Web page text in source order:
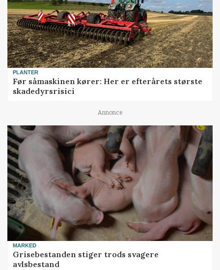
PLANTER
Før såmaskinen kører: Her er efterårets største
skadedyrsrisici
Annonce
MARKED
Grisebestanden stiger trods svagere
avlsbestand